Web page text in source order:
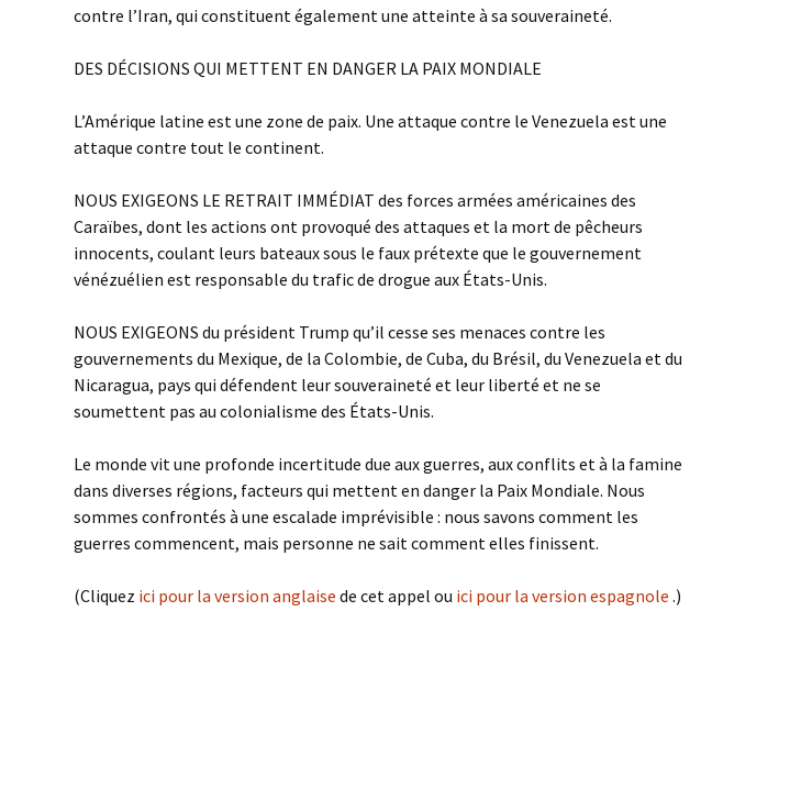
contre l’Iran, qui constituent également une atteinte à sa souveraineté.
DES DÉCISIONS QUI METTENT EN DANGER LA PAIX MONDIALE
L’Amérique latine est une zone de paix. Une attaque contre le Venezuela est une
attaque contre tout le continent.
NOUS EXIGEONS LE RETRAIT IMMÉDIAT des forces armées américaines des
Caraïbes, dont les actions ont provoqué des attaques et la mort de pêcheurs
innocents, coulant leurs bateaux sous le faux prétexte que le gouvernement
vénézuélien est responsable du trafic de drogue aux États-Unis.
NOUS EXIGEONS du président Trump qu’il cesse ses menaces contre les
gouvernements du Mexique, de la Colombie, de Cuba, du Brésil, du Venezuela et du
Nicaragua, pays qui défendent leur souveraineté et leur liberté et ne se
soumettent pas au colonialisme des États-Unis.
Le monde vit une profonde incertitude due aux guerres, aux conflits et à la famine
dans diverses régions, facteurs qui mettent en danger la Paix Mondiale. Nous
sommes confrontés à une escalade imprévisible : nous savons comment les
guerres commencent, mais personne ne sait comment elles finissent.
(Cliquez ici pour la version anglaise de cet appel ou ici pour la version espagnole .)